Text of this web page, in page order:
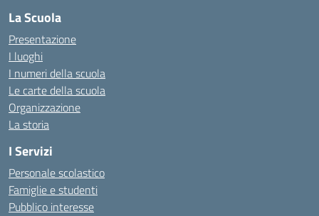
La Scuola
Presentazione
I luoghi
I numeri della scuola
Le carte della scuola
Organizzazione
La storia
I Servizi
Personale scolastico
Famiglie e studenti
Pubblico interesse